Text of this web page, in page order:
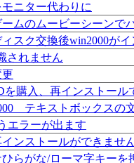
ニター代わりに
ムのムービーシーンで
スク交換後win2000が
されません
更
を購入、再インストール
テキストボックスの
エラーが出ます
ンストールができませ
らがな/ローマ字キーを